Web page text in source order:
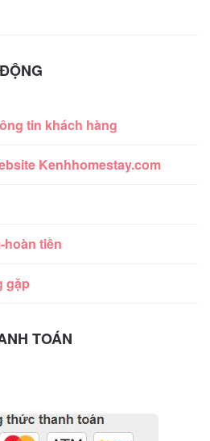
tin khách hàng
Kenhhomestay.com
hoàn tiền
gặp
TOÁN